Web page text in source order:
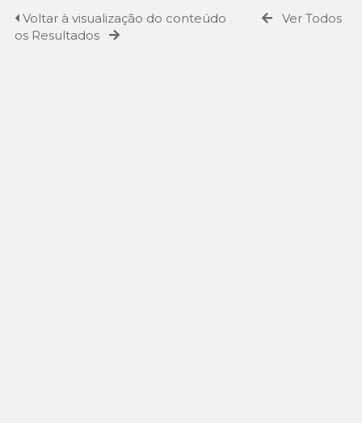
Voltar à visualização do conteúdo
Ver Todos
os Resultados